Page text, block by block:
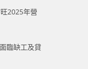
2025年營
臨缺工及貸
k
l